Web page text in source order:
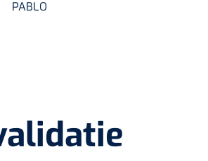
PABLO